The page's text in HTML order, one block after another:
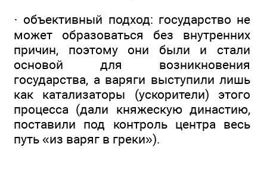
· объективный подход: государство не
может образоваться без внутренних
причин, поэтому они были и стали
основой для возникновения
государства, а варяги выступили лишь
как катализаторы (ускорители) этого
процесса (дали княжескую династию,
поставили под контроль центра весь
путь «из варяг в греки»).